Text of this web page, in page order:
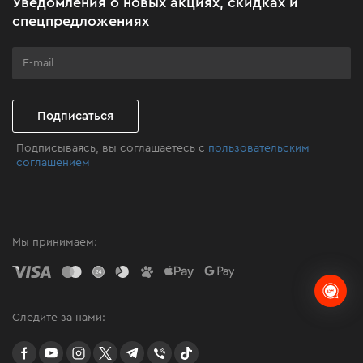
с доставкой в любой город в Украине. Оформляйте
онлайн на сайте и забирайте удобным для Вас
Клуб мастерства
спецпредложениях
Подписаться
Подписываясь, вы соглашаетесь с пользовательским
соглашением
Мы принимаем:
Следите за нами:
facebookyoutubeinstagramtwittertelegram
Viber TikTok